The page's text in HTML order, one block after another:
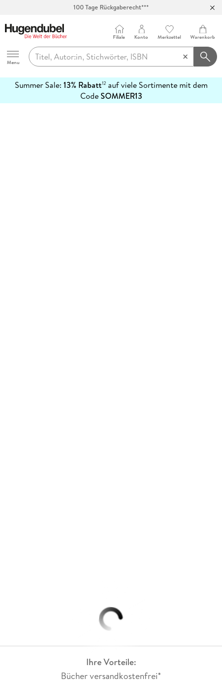
100 Tage Rückgaberecht***
Hugendubel
Menu
Filiale Konto Merkzettel Warenkorb
Summer Sale: 13% Rabatt12auf viele Sortimente mit dem
CodeSOMMER13
erfahren
Ihre Vorteile:
Bücher versandkostenfrei*